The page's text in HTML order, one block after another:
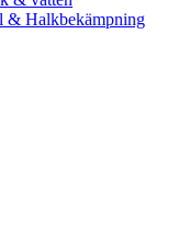
& Halkbekämpning